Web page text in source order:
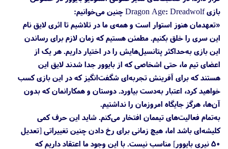
بازی Dragon Age: Dreadwolf چنین می‌خوانیم:
«تعهدمان هنوز استوار است و همه‌ی ما در تلاشیم تا اثری لایق نام
این سری را خلق بکنیم. مطمئن هستیم که زمان لازم برای رساندن
این بازی به‌حداکثر پتانسیل‌هایش را در اختیار داریم. هر یک از
اعضای تیم ما، حتی اشخاصی که از بایوور جدا شدند لایق این
هستند که برای آفرینش تجربه‌ای شگفت‌انگیز که در این بازی کسب
خواهید کرد، اعتبار به‌دست بیاورد. دوستان و همکارانمان که بدون
آن‌ها، هرگز جایگاه امروزمان را نداشتیم.
به‌تمام فعالیت‌های تیممان افتخار می‌کنم. شاید این حرف کمی
کلیشه‌ای باشد اما، هیچ زمانی برای رخ دادن چنین تغییراتی [تعدیل
۵۰ نیری بایوور] مناسب نیست. با این وجود ما اعتقاد داریم که